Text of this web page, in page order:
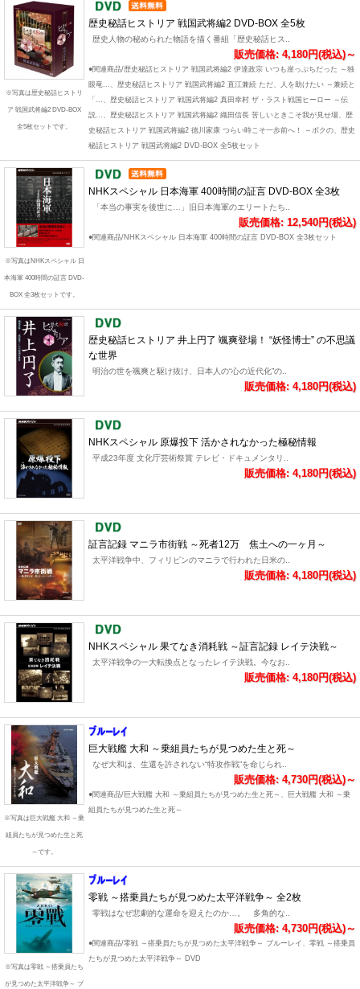
※写真は歴史秘話ヒストリ
ア 戦国武将編2 DVD-BOX
全5枚セットです。
歴史秘話ヒストリア 戦国武将編2 DVD-BOX 全5枚
歴史人物の秘められた物語を描く番組「歴史秘話ヒス..
販売価格: 4,180円(税込)～
●関連商品/歴史秘話ヒストリア 戦国武将編2 伊達政宗 いつも崖っぷちだった ～独
眼竜...、歴史秘話ヒストリア 戦国武将編2 直江兼続 ただ、人を助けたい ～兼続と
「...、歴史秘話ヒストリア 戦国武将編2 真田幸村 ザ・ラスト戦国ヒーロー ～伝
説...、歴史秘話ヒストリア 戦国武将編2 織田信長 苦しいときこそ我が見せ場、歴
史秘話ヒストリア 戦国武将編2 徳川家康 つらい時こそ一歩前へ！ ～ボクの、歴史
秘話ヒストリア 戦国武将編2 DVD-BOX 全5枚セット
※写真はNHKスペシャル 日
本海軍 400時間の証言 DVD-
BOX 全3枚セットです。
NHKスペシャル 日本海軍 400時間の証言 DVD-BOX 全3枚
「本当の事実を後世に…」旧日本海軍のエリートたち..
販売価格: 12,540円(税込)
●関連商品/NHKスペシャル 日本海軍 400時間の証言 DVD-BOX 全3枚セット
歴史秘話ヒストリア 井上円了 颯爽登場！ “妖怪博士” の不思議
な世界
明治の世を颯爽と駆け抜け、日本人の“心の近代化”の..
販売価格: 4,180円(税込)
NHKスペシャル 原爆投下 活かされなかった極秘情報
平成23年度 文化庁芸術祭賞 テレビ・ドキュメンタリ..
販売価格: 4,180円(税込)
証言記録 マニラ市街戦 ～死者12万 焦土への一ヶ月～
太平洋戦争中、フィリピンのマニラで行われた日米の..
販売価格: 4,180円(税込)
NHKスペシャル 果てなき消耗戦 ～証言記録 レイテ決戦～
太平洋戦争の一大転換点となったレイテ決戦。今なお..
販売価格: 4,180円(税込)
※写真は巨大戦艦 大和 ～乗
組員たちが見つめた生と死
～です。
巨大戦艦 大和 ～乗組員たちが見つめた生と死～
なぜ大和は、生還を許されない“特攻作戦”を命じられ..
販売価格: 4,730円(税込)～
●関連商品/巨大戦艦 大和 ～乗組員たちが見つめた生と死～、巨大戦艦 大和 ～乗
組員たちが見つめた生と死～
※写真は零戦 ～搭乗員たち
が見つめた太平洋戦争～ ブ
零戦 ～搭乗員たちが見つめた太平洋戦争～ 全2枚
零戦はなぜ悲劇的な運命を迎えたのか…。 多角的な..
販売価格: 4,730円(税込)～
●関連商品/零戦 ～搭乗員たちが見つめた太平洋戦争～ ブルーレイ、零戦 ～搭乗員
たちが見つめた太平洋戦争～ DVD